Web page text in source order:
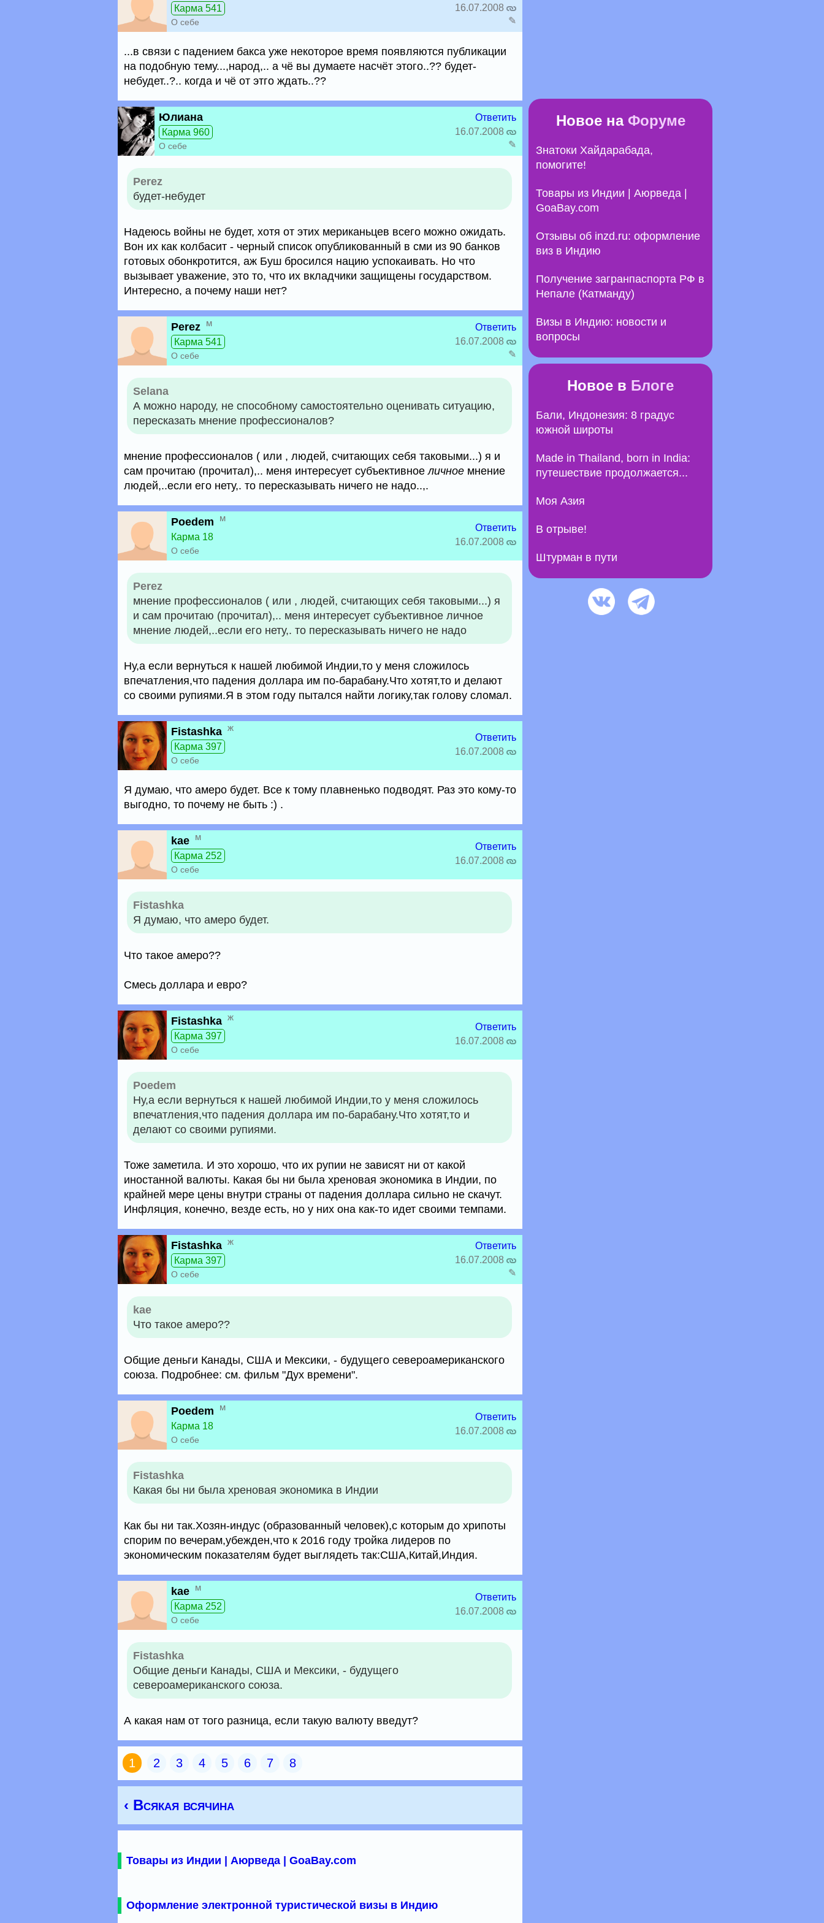
Карма 541
О себе
16.07.2008
✎
...в связи с падением бакса уже некоторое время появляются публикации
на подобную тему...,народ,.. а чё вы думаете насчёт этого..?? будет-
небудет..?.. когда и чё от этго ждать..??
Юлиана
Карма 960
О себе
Ответить
16.07.2008
✎
Perez
будет-небудет
Надеюсь войны не будет, хотя от этих мериканьцев всего можно ожидать.
Вон их как колбасит - черный список опубликованный в сми из 90 банков
готовых обонкротится, аж Буш бросился нацию успокаивать. Но что
вызывает уважение, это то, что их вкладчики защищены государством.
Интересно, а почему наши нет?
Perez м
Карма 541
О себе
Ответить
16.07.2008
✎
Selana
А можно народу, не способному самостоятельно оценивать ситуацию,
пересказать мнение профессионалов?
мнение профессионалов ( или , людей, считающих себя таковыми...) я и
сам прочитаю (прочитал),.. меня интересует субъективное личное мнение
людей,..если его нету,. то пересказывать ничего не надо..,.
Poedem
м
Карма 18
О себе
Ответить
16.07.2008
Perez
мнение профессионалов ( или , людей, считающих себя таковыми...) я
и сам прочитаю (прочитал),.. меня интересует субъективное личное
мнение людей,..если его нету,. то пересказывать ничего не надо
Ну,а если вернуться к нашей любимой Индии,то у меня сложилось
впечатления,что падения доллара им по-барабану.Что хотят,то и делают
со своими рупиями.Я в этом году пытался найти логику,так голову сломал.
Fistashka ж
Карма 397
О себе
Ответить
16.07.2008
Я думаю, что амеро будет. Все к тому плавненько подводят. Раз это кому-то
выгодно, то почему не быть :) .
kae м
Карма 252
О себе
Ответить
16.07.2008
Fistashka
Я думаю, что амеро будет.
Что такое амеро??
Смесь доллара и евро?
Fistashka ж
Карма 397
О себе
Ответить
16.07.2008
Poedem
Ну,а если вернуться к нашей любимой Индии,то у меня сложилось
впечатления,что падения доллара им по-барабану.Что хотят,то и
делают со своими рупиями.
Тоже заметила. И это хорошо, что их рупии не зависят ни от какой
иностанной валюты. Какая бы ни была хреновая экономика в Индии, по
крайней мере цены внутри страны от падения доллара сильно не скачут.
Инфляция, конечно, везде есть, но у них она как-то идет своими темпами.
Fistashka ж
Карма 397
О себе
Ответить
16.07.2008
✎
kae
Что такое амеро??
Общие деньги Канады, США и Мексики, - будущего североамериканского
союза. Подробнее: см. фильм "Дух времени".
Poedem
м
Карма 18
О себе
Ответить
16.07.2008
Fistashka
Какая бы ни была хреновая экономика в Индии
Как бы ни так.Хозян-индус (образованный человек),с которым до хрипоты
спорим по вечерам,убежден,что к 2016 году тройка лидеров по
экономическим показателям будет выглядеть так:США,Китай,Индия.
kae м
Карма 252
О себе
Ответить
16.07.2008
Fistashka
Общие деньги Канады, США и Мексики, - будущего
североамериканского союза.
А какая нам от того разница, если такую валюту введут?
1 2 3 4 5 6 7 8
‹ Всякая всячина
Товары из Индии | Аюрведа | GoaBay.com
Оформление электронной туристической визы в Индию
Новое на Форуме
Знатоки Хайдарабада,
помогите!
Товары из Индии | Аюрведа |
GoaBay.com
Отзывы об inzd.ru: оформление
виз в Индию
Получение загранпаспорта РФ в
Непале (Катманду)
Визы в Индию: новости и
вопросы
Новое в Блоге
Бали, Индонезия: 8 градус
южной широты
Made in Thailand, born in India:
путешествие продолжается...
Моя Азия
В отрыве!
Штурман в пути